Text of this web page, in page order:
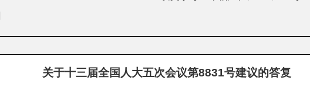
关于十三届全国人大五次会议第8831号建议的答复